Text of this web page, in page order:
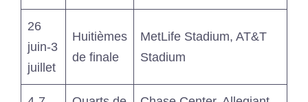
26
juin-3
juillet
Huitièmes
de finale
MetLife Stadium, AT&T
Stadium